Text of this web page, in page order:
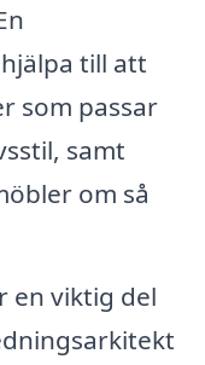
till att
som passar
samt
om så
en viktig del